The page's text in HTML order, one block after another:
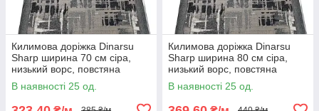
Килимова доріжка Dinarsu
Sharp ширина 70 см сіра,
низький ворс, повстяна
основа, на відріз (ціна за пог.
м)
В наявності 25 од.
Килимова доріжка Dinarsu
Sharp ширина 80 см сіра,
низький ворс, повстяна
основа, на відріз (ціна за пог.
м)
В наявності 25 од.